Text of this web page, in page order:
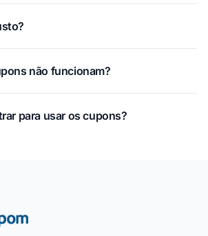
não funcionam?
para usar os cupons?